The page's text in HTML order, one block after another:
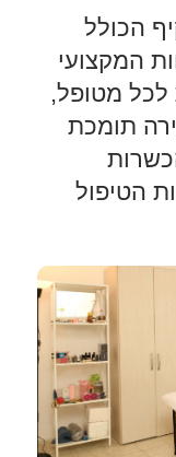
הכולל
המקצועי
לכל מטופל,
תומכת
הטיפול